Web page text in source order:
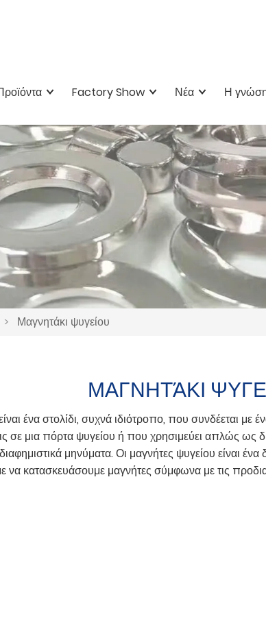
Factory Show Νέα Η
> Μαγνητάκι ψυγείου
ΜΑΓΝΗΤΆΚΙ
ένα στολίδι, συχνά ιδιότροπο, που συνδέεται με
σε μια πόρτα ψυγείου ή που χρησιμεύει απλώς ως
μηνύματα. Οι μαγνήτες ψυγείου είναι
να κατασκευάσουμε μαγνήτες σύμφωνα με τις